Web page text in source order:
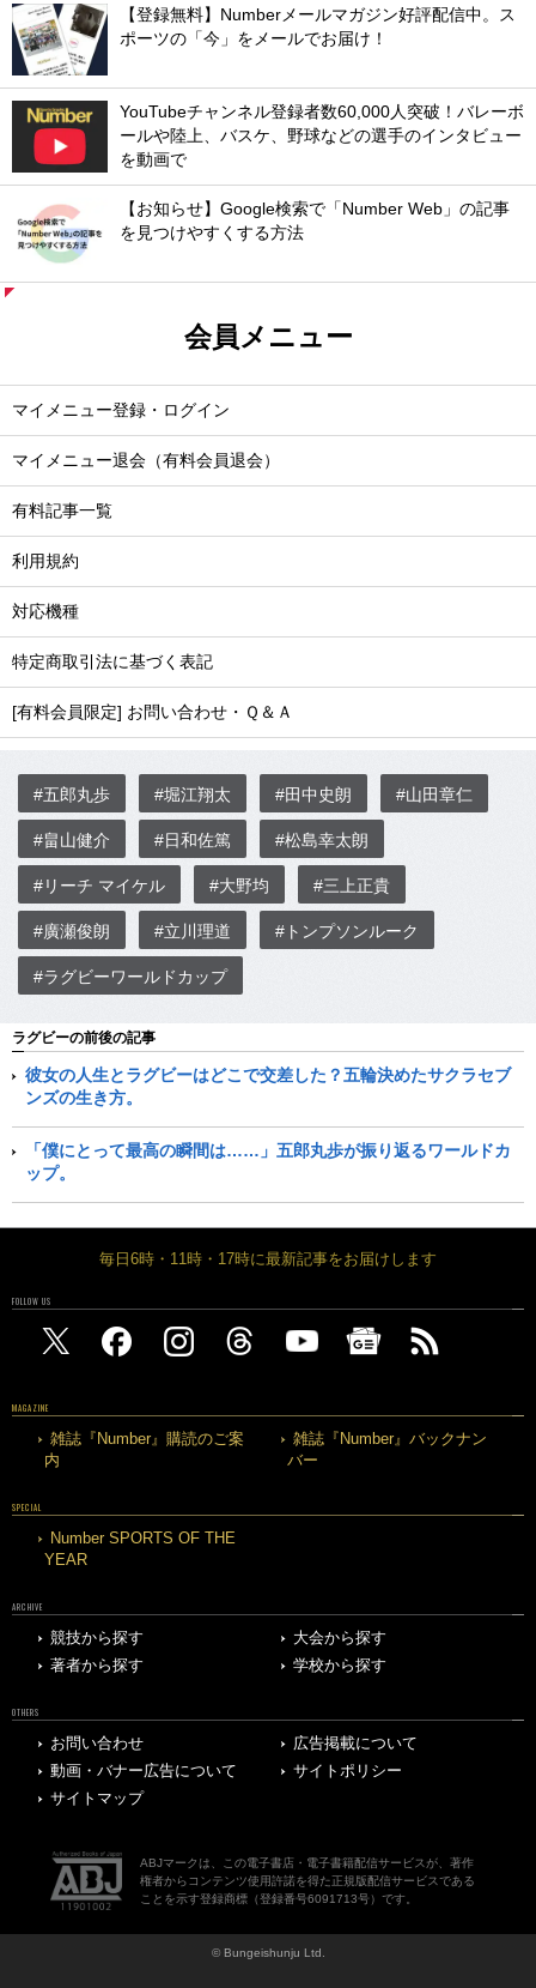
【登録無料】Numberメールマガジン好評配信中。ス
ポーツの「今」をメールでお届け！
YouTubeチャンネル登録者数60,000人突破！バレーボ
ールや陸上、バスケ、野球などの選手のインタビュー
を動画で
【お知らせ】Google検索で「Number Web」の記事
を見つけやすくする方法
会員メニュー
マイメニュー登録・ログイン
マイメニュー退会（有料会員退会）
有料記事一覧
利用規約
対応機種
特定商取引法に基づく表記
[有料会員限定] お問い合わせ・Ｑ＆Ａ
#五郎丸歩 #堀江翔太 #田中史朗 #山田章仁
#畠山健介 #日和佐篤 #松島幸太朗
#リーチ マイケル #大野均 #三上正貴
#廣瀬俊朗 #立川理道 #トンプソンルーク
#ラグビーワールドカップ
ラグビーの前後の記事
彼女の人生とラグビーはどこで交差した？五輪決めたサクラセブ
ンズの生き方。
「僕にとって最高の瞬間は……」五郎丸歩が振り返るワールドカ
ップ。
毎日6時・11時・17時に最新記事をお届けします
FOLLOW US
MAGAZINE
雑誌『Number』購読のご案
内
雑誌『Number』バックナン
バー
SPECIAL
Number SPORTS OF THE
YEAR
ARCHIVE
競技から探す
大会から探す
著者から探す
学校から探す
OTHERS
お問い合わせ
広告掲載について
動画・バナー広告について
サイトポリシー
サイトマップ
ABJマークは、この電子書店・電子書籍配信サービスが、著作
権者からコンテンツ使用許諾を得た正規版配信サービスである
ことを示す登録商標（登録番号6091713号）です。
© Bungeishunju Ltd.